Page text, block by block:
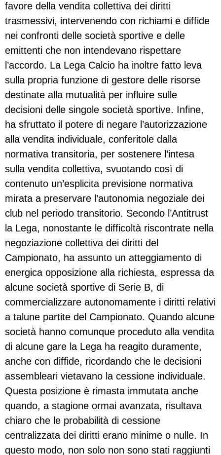
favore della vendita collettiva dei diritti
trasmessivi, intervenendo con richiami e diffide
nei confronti delle società sportive e delle
emittenti che non intendevano rispettare
l’accordo. La Lega Calcio ha inoltre fatto leva
sulla propria funzione di gestore delle risorse
destinate alla mutualità per influire sulle
decisioni delle singole società sportive. Infine,
ha sfruttato il potere di negare l’autorizzazione
alla vendita individuale, conferitole dalla
normativa transitoria, per sostenere l’intesa
sulla vendita collettiva, svuotando così di
contenuto un’esplicita previsione normativa
mirata a preservare l’autonomia negoziale dei
club nel periodo transitorio. Secondo l’Antitrust
la Lega, nonostante le difficoltà riscontrate nella
negoziazione collettiva dei diritti del
Campionato, ha assunto un atteggiamento di
energica opposizione alla richiesta, espressa da
alcune società sportive di Serie B, di
commercializzare autonomamente i diritti relativi
a talune partite del Campionato. Quando alcune
società hanno comunque proceduto alla vendita
di alcune gare la Lega ha reagito duramente,
anche con diffide, ricordando che le decisioni
assembleari vietavano la cessione individuale.
Questa posizione è rimasta immutata anche
quando, a stagione ormai avanzata, risultava
chiaro che le probabilità di cessione
centralizzata dei diritti erano minime o nulle. In
questo modo, non solo non sono stati raggiunti